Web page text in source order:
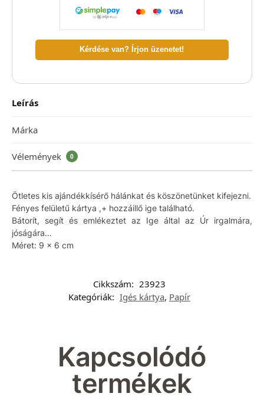
Kérdése van? Írjon üzenetet!
Leírás
Márka
Vélemények 0
Ötletes kis ajándékkísérő hálánkat és köszönetünket kifejezni.
Fényes felületű kártya ,+ hozzáillő ige található.
Bátorít, segít és emlékeztet az Ige által az Úr irgalmára,
jóságára…
Méret: 9 x 6 cm
Cikkszám: 23923
Kategóriák: Igés kártya, Papír
Kapcsolódó
termékek